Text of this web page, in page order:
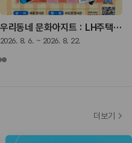
우리동네 문화아지트 : LH주택전시관 복합문화행사
2026. 8. 6. ~ 2026. 8. 22.
더보기